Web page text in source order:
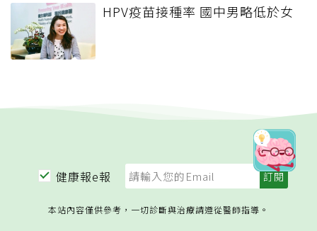
HPV疫苗接種率 國中男略低於女
健康報e報
本站內容僅供參考，一切診斷與治療請遵從醫師指導。